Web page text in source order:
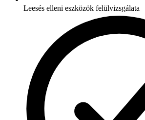
Leesés elleni eszközök felülvizsgálata